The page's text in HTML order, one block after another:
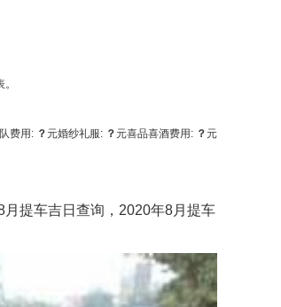
费用: ？元婚纱礼服: ？元喜品喜酒费用: ？元
提车吉日查询，2020年8月提车